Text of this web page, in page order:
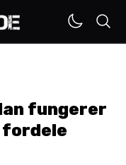
fungerer
fordele